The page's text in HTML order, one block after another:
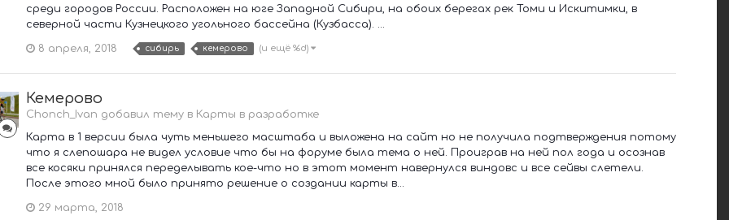
среди городов России. Расположен на юге Западной Сибири, на обоих берегах рек Томи и Искитимки, в
северной части Кузнецкого угольного бассейна (Кузбасса). ...
8 апреля, 2018 сибирь кемерово (и ещё %d)
Кемерово
Chonch_Ivan добавил тему в Карты в разработке
Карта в 1 версии была чуть меньшего масштаба и выложена на сайт но не получила подтверждения потому
что я слепошара не видел условие что бы на форуме была тема о ней. Проиграв на ней пол года и осознав
все косяки принялся переделывать кое-что но в этот момент навернулся виндовс и все сейвы слетели.
После этого мной было принято решение о создании карты в...
29 марта, 2018